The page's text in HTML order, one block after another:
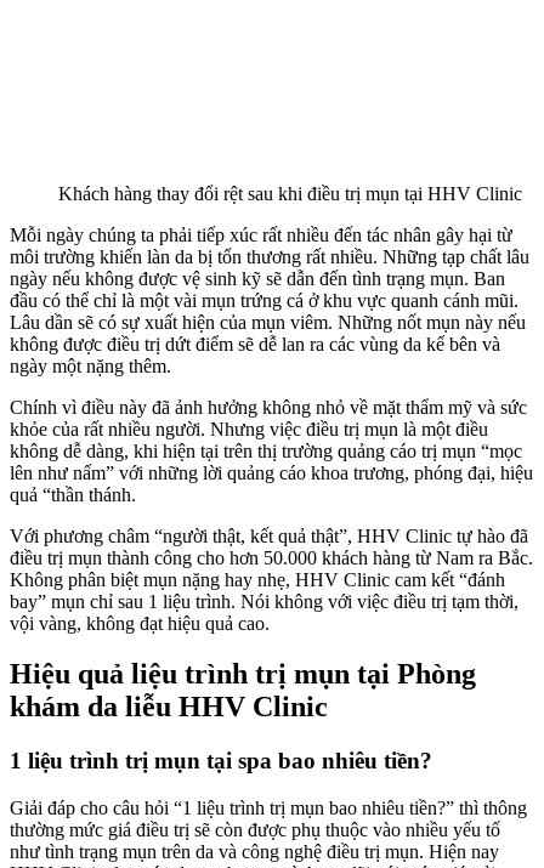
Khách hàng thay đổi rệt sau khi điều trị mụn tại HHV Clinic
Mỗi ngày chúng ta phải tiếp xúc rất nhiều đến tác nhân gây hại từ
môi trường khiến làn da bị tổn thương rất nhiều. Những tạp chất lâu
ngày nếu không được vệ sinh kỹ sẽ dẫn đến tình trạng mụn. Ban
đầu có thể chỉ là một vài mụn trứng cá ở khu vực quanh cánh mũi.
Lâu dần sẽ có sự xuất hiện của mụn viêm. Những nốt mụn này nếu
không được điều trị dứt điểm sẽ dễ lan ra các vùng da kế bên và
ngày một nặng thêm.
Chính vì điều này đã ảnh hưởng không nhỏ về mặt thẩm mỹ và sức
khỏe của rất nhiều người. Nhưng việc điều trị mụn là một điều
không dễ dàng, khi hiện tại trên thị trường quảng cáo trị mụn “mọc
lên như nấm” với những lời quảng cáo khoa trương, phóng đại, hiệu
quả “thần thánh.
Với phương châm “người thật, kết quả thật”, HHV Clinic tự hào đã
điều trị mụn thành công cho hơn 50.000 khách hàng từ Nam ra Bắc.
Không phân biệt mụn nặng hay nhẹ, HHV Clinic cam kết “đánh
bay” mụn chỉ sau 1 liệu trình. Nói không với việc điều trị tạm thời,
vội vàng, không đạt hiệu quả cao.
Hiệu quả liệu trình trị mụn tại Phòng
khám da liễu HHV Clinic
1 liệu trình trị mụn tại spa bao nhiêu tiền?
Giải đáp cho câu hỏi “1 liệu trình trị mụn bao nhiêu tiền?” thì thông
thường mức giá điều trị sẽ còn được phụ thuộc vào nhiều yếu tố
như tình trạng mụn trên da và công nghệ điều trị mụn. Hiện nay